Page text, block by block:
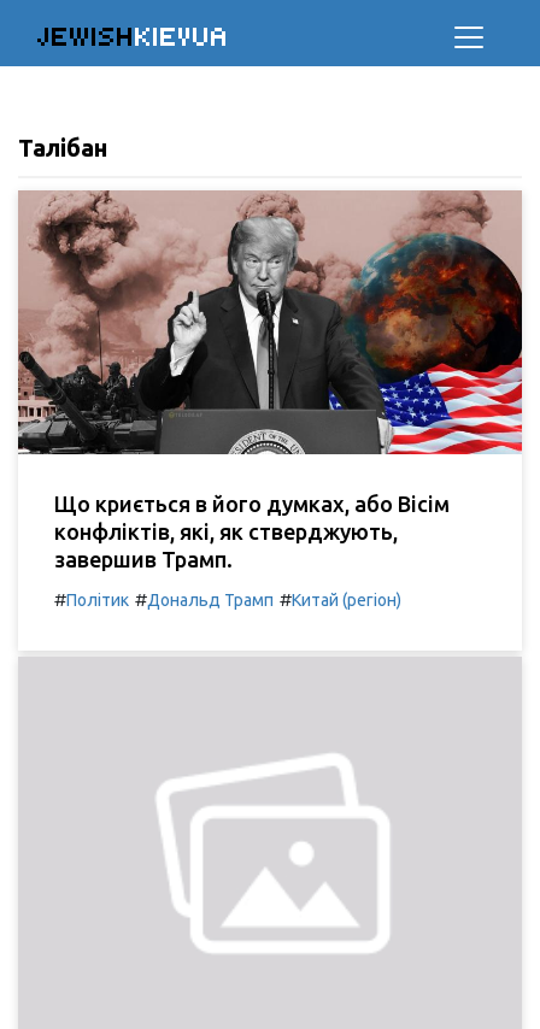
JEWISHKIEVUA
Талібан
Що криється в його думках, або Вісім
конфліктів, які, як стверджують,
завершив Трамп.
#Політик #Дональд Трамп #Китай (регіон)